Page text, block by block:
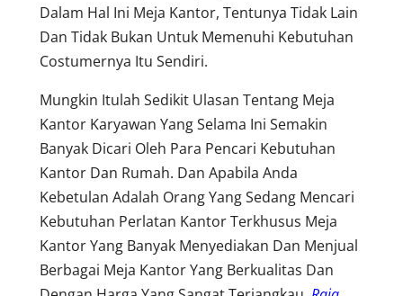
Dalam Hal Ini Meja Kantor, Tentunya Tidak Lain
Dan Tidak Bukan Untuk Memenuhi Kebutuhan
Costumernya Itu Sendiri.
Mungkin Itulah Sedikit Ulasan Tentang Meja
Kantor Karyawan Yang Selama Ini Semakin
Banyak Dicari Oleh Para Pencari Kebutuhan
Kantor Dan Rumah. Dan Apabila Anda
Kebetulan Adalah Orang Yang Sedang Mencari
Kebutuhan Perlatan Kantor Terkhusus Meja
Kantor Yang Banyak Menyediakan Dan Menjual
Berbagai Meja Kantor Yang Berkualitas Dan